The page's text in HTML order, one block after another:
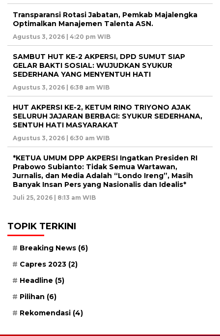
Transparansi Rotasi Jabatan, Pemkab Majalengka
Optimalkan Manajemen Talenta ASN.
Agustus 3, 2026 | 4:20 pm WIB
SAMBUT HUT KE-2 AKPERSI, DPD SUMUT SIAP
GELAR BAKTI SOSIAL: WUJUDKAN SYUKUR
SEDERHANA YANG MENYENTUH HATI
Agustus 3, 2026 | 6:38 am WIB
HUT AKPERSI KE-2, KETUM RINO TRIYONO AJAK
SELURUH JAJARAN BERBAGI: SYUKUR SEDERHANA,
SENTUH HATI MASYARAKAT
Agustus 3, 2026 | 6:30 am WIB
*KETUA UMUM DPP AKPERSI Ingatkan Presiden RI
Prabowo Subianto: Tidak Semua Wartawan,
Jurnalis, dan Media Adalah “Londo Ireng”, Masih
Banyak Insan Pers yang Nasionalis dan Idealis*
Juli 25, 2026 | 8:13 am WIB
TOPIK TERKINI
Breaking News (6)
Capres 2023 (2)
Headline (5)
Pilihan (6)
Rekomendasi (4)